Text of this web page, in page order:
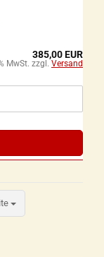
385,00 EUR
MwSt. zzgl. Versand